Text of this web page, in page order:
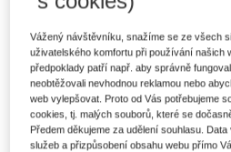
Dějiny soukromého práva v
střední Evropě / Přehled dějin...
1 130 Kč
Vážený návštěvníku, snažíme se ze všech
uživatelského komfortu při používání našich
předpoklady patří např. aby správně
neobtěžovali nevhodnou reklamou nebo
web vylepšovat. Proto od Vás potřebujeme
cookies, tj. malých souborů, které se
Předem děkujeme za udělení souhlasu.
služeb a přizpůsobení obsahu webu přímo